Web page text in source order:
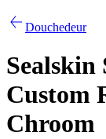
Douchedeur
Sealskin
Custom
Chroom